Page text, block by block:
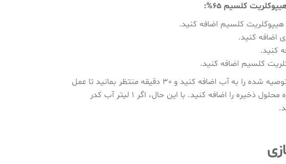
پس از تهیه محلول ذخیره، می توانید مقدار توصیه شده را به آب اضافه کنید و 30 دقیقه منتظر بمانید تا عمل
کند. به عنوان مثال، 1 لیتر آب شفاف، 2 قطره محلول ذخیره را اضافه کنید. با این حال، اگر 1 لیتر آب کدر